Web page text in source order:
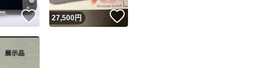
像の無断転載は禁止されています
いいね！
27,500円